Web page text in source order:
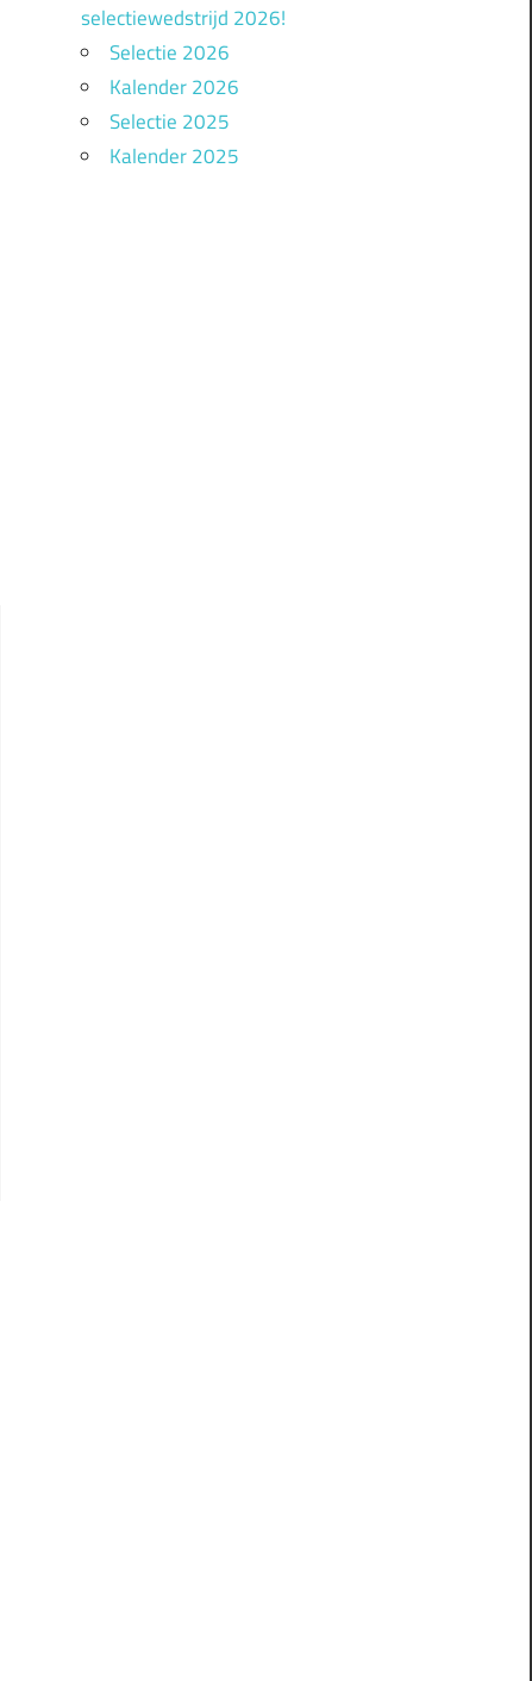
selectiewedstrijd 2026!
Selectie 2026
Kalender 2026
Selectie 2025
Kalender 2025